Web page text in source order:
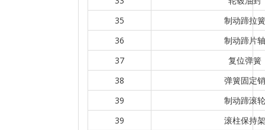
35
制动蹄拉簧
36
制动蹄片轴
37
复位弹簧
38
弹簧固定销
39
制动蹄滚轮
39
滚柱保持架